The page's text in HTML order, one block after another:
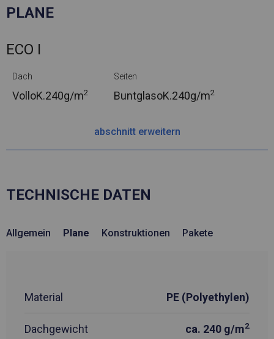
PLANE
ECO I
Dach
VolloK.240g/m2
Seiten
BuntglasoK.240g/m2
abschnitt erweitern
TECHNISCHE DATEN
Allgemein Plane Konstruktionen Pakete
Material PE (Polyethylen)
Dachgewicht ca. 240 g/m2